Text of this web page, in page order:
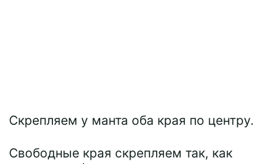
Скрепляем у манта оба края по центру.
Свободные края скрепляем так, как